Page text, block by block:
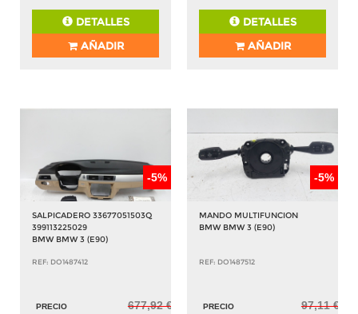
DETALLES
AÑADIR
DETALLES
AÑADIR
-5%
SALPICADERO 33677051503Q
399113225029
BMW BMW 3 (E90)
REF: DO1487412
PRECIO
677,92 €
-5%
MANDO MULTIFUNCION
BMW BMW 3 (E90)
REF: DO1487512
PRECIO
97,11 €